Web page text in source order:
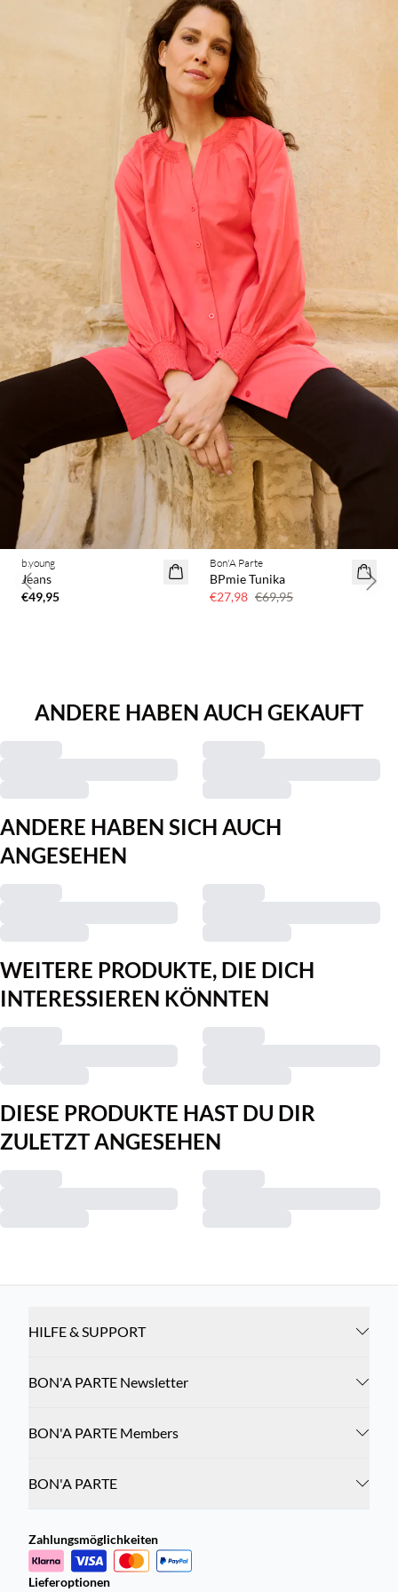
BASIC DEAL
b.young
Jeans
€49,95
60 % Rabatt
Bon'A Parte
BPmie Tunika
€27,98 €69,95
Previous slide Next
ANDERE HABEN AUCH GEKAUFT
ANDERE HABEN SICH AUCH
ANGESEHEN
WEITERE PRODUKTE, DIE DICH
INTERESSIEREN KÖNNTEN
DIESE PRODUKTE HAST DU DIR
ZULETZT ANGESEHEN
HILFE & SUPPORT
BON'A PARTE Newsletter
BON'A PARTE Members
BON'A PARTE
Zahlungsmöglichkeiten
Lieferoptionen